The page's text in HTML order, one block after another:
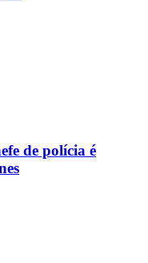
de polícia é